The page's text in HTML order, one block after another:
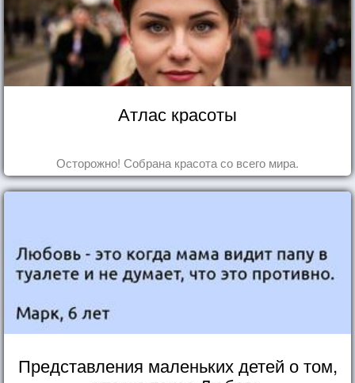
Атлас красоты
Осторожно! Собрана красота со всего мира.
Представления маленьких детей о том,